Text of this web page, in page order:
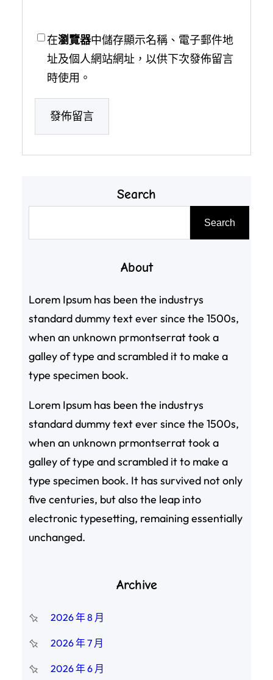
在瀏覽器中儲存顯示名稱、電子郵件地
址及個人網站網址，以供下次發佈留言
時使用。
Search
Search
About
Lorem Ipsum has been the industrys
standard dummy text ever since the 1500s,
when an unknown prmontserrat took a
galley of type and scrambled it to make a
type specimen book.
Lorem Ipsum has been the industrys
standard dummy text ever since the 1500s,
when an unknown prmontserrat took a
galley of type and scrambled it to make a
type specimen book. It has survived not only
five centuries, but also the leap into
electronic typesetting, remaining essentially
unchanged.
Archive
2026 年 8 月
2026 年 7 月
2026 年 6 月